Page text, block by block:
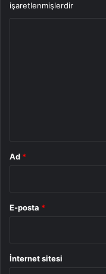
işaretlenmişlerdir
Ad *
E-posta *
İnternet sitesi